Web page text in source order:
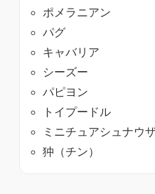
ポメラニアン
パグ
キャバリア
シーズー
パピヨン
トイプードル
ミニチュアシュナウ
狆（チン）